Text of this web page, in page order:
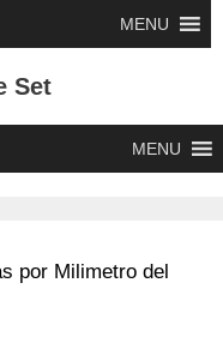
MENU
Set
MENU
por Milimetro del